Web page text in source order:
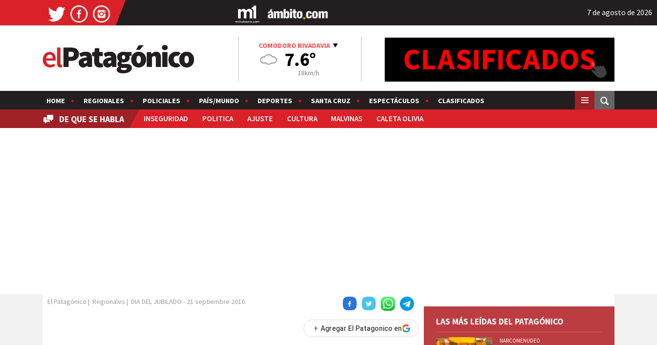
7 de agosto de 2026
COMODORO RIVADAVIA
7.6°
18km/h
HOME REGIONALES POLICIALES PAÍS/MUNDO DEPORTES SANTA CRUZ ESPECTÁCULOS CLASIFICADOS
DE QUE SE HABLA INSEGURIDAD POLITICA AJUSTE CULTURA MALVINAS CALETA OLIVIA
El Patagónico | Regionales | DIA DEL JUBILADO - 21 septiembre 2016
+ Agregar El Patagonico en
LAS MÁS LEÍDAS DEL PATAGÓNICO
NARCOMENUDEO